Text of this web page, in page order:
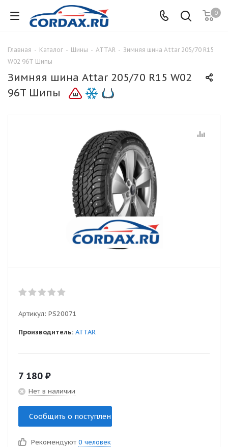
0
Главная - Каталог - Шины - ATTAR - Зимняя шина Attar 205/70 R15
W02 96T Шипы
Зимняя шина Attar 205/70 R15 W02
96T Шипы
Артикул: PS20071
Производитель: ATTAR
7 180 ₽
Нет в наличии
Сообщить о поступлении
Рекомендуют 0 человек